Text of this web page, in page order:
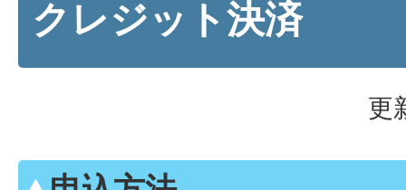
クレジット決済
更